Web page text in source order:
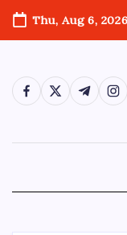
Skip
content
Thu, Aug 6, 2026
https://https://https://